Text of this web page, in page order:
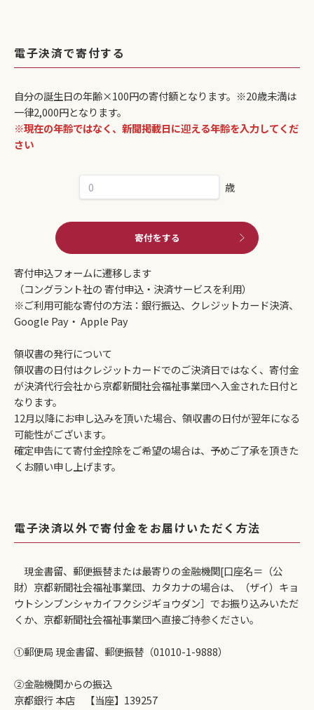
電子決済で寄付する
自分の誕生日の年齢×100円の寄付額となります。※20歳未満は
一律2,000円となります。
※現在の年齢ではなく、新聞掲載日に迎える年齢を入力してくだ
さい
歳
寄付をする
寄付申込フォームに遷移します
（コングラント社の 寄付申込・決済サービスを利用）
※ご利用可能な寄付の方法：銀行振込、クレジットカード決済、
Google Pay・ Apple Pay
領収書の発行について
領収書の日付はクレジットカードでのご決済日ではなく、寄付金
が決済代行会社から京都新聞社会福祉事業団へ入金された日付と
なります。
12月以降にお申し込みを頂いた場合、領収書の日付が翌年になる
可能性がございます。
確定申告にて寄付金控除をご希望の場合は、予めご了承を頂きた
くお願い申し上げます。
電子決済以外で寄付金をお届けいただく方法
現金書留、郵便振替または最寄りの金融機関[口座名＝（公
財）京都新聞社会福祉事業団、カタカナの場合は、（ザイ）キョ
ウトシンブンシャカイフクシジギョウダン］でお振り込みいただ
くか、京都新聞社会福祉事業団へ直接ご持参ください。
①郵便局 現金書留、郵便振替（01010-1-9888）
②金融機関からの振込
京都銀行 本店 【当座】139257